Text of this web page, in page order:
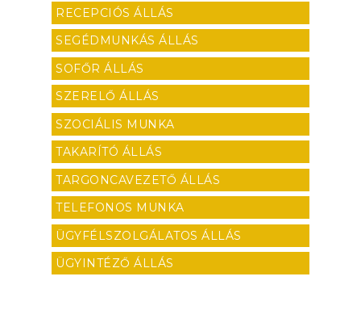
RECEPCIÓS ÁLLÁS
SEGÉDMUNKÁS ÁLLÁS
SOFŐR ÁLLÁS
SZERELŐ ÁLLÁS
SZOCIÁLIS MUNKA
TAKARÍTÓ ÁLLÁS
TARGONCAVEZETŐ ÁLLÁS
TELEFONOS MUNKA
ÜGYFÉLSZOLGÁLATOS ÁLLÁS
ÜGYINTÉZŐ ÁLLÁS